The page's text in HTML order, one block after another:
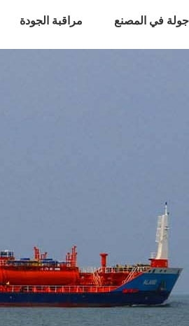
جولة في المصنع مراقبة الجودة